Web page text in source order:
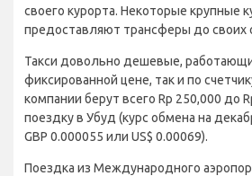
своего курорта. Некоторые крупные
предоставляют трансферы до своих
Такси довольно дешевые,
фиксированной цене, так и по
компании берут всего Rp 250,000 до
поездку в Убуд (курс обмена на
GBP 0.000055 или US$ 0.00069).
Поездка из Международного